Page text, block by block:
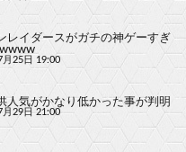
レイダースがガチの神ゲーすぎ
月25日 19:00
人気がかなり低かった事が判明
月29日 21:00